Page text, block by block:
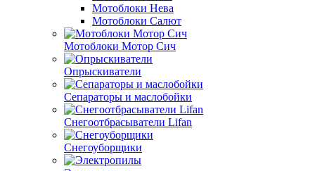
Мотоблоки Нева
Мотоблоки Салют
Мотоблоки Мотор Сич
Опрыскиватели
Сепараторы и маслобойки
Снегоотбрасыватели Lifan
Снегоуборщики